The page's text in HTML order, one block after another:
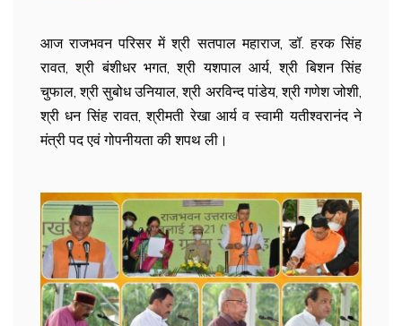
आज राजभवन परिसर में श्री सतपाल महाराज, डॉ. हरक सिंह
रावत, श्री बंशीधर भगत, श्री यशपाल आर्य, श्री बिशन सिंह
चुफाल, श्री सुबोध उनियाल, श्री अरविन्द पांडेय, श्री गणेश जोशी,
श्री धन सिंह रावत, श्रीमती रेखा आर्य व स्वामी यतीश्वरानंद ने
मंत्री पद एवं गोपनीयता की शपथ ली।